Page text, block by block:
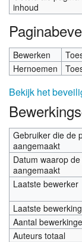
inhoud
Bewerken
Hernoemen
Bekijk het
Gebruiker die de
aangemaakt
Datum waarop
aangemaakt
Laatste bewerker
Laatste bewerking
Aantal
Auteurs totaal